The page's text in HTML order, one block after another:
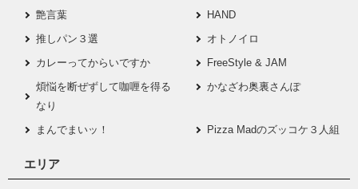
艶言葉
HAND
推しパン３選
オトノイロ
カレーってからいですか
FreeStyle & JAM
煩悩を断ぜずして咖喱を得る
なり
かなざわ奥裏さんぽ
まんでまいッ！ Pizza Madのズッコケ３人組
エリア